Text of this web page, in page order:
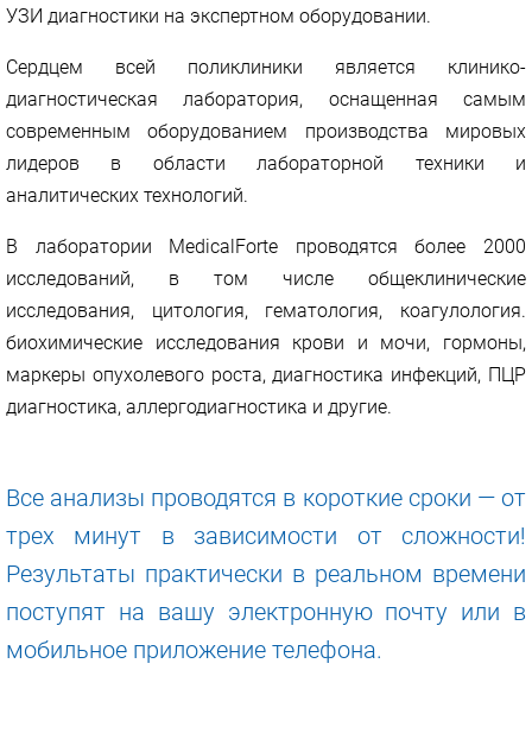
УЗИ диагностики на экспертном оборудовании.
Сердцем всей поликлиники является клинико-
диагностическая лаборатория, оснащенная самым
современным оборудованием производства мировых
лидеров в области лабораторной техники и
аналитических технологий.
В лаборатории MedicalForte проводятся более 2000
исследований, в тoм числе общеклинические
исследования, цитология, гематология, коагулология.
биохимические исследования крови и мочи, гормоны,
маркеры опухолевого роста, диагностика инфекций, ПЦР
диагностика, аллергодиагностика и другие.
Все анализы проводятся в короткие сроки — от
трех минут в зависимости от сложности!
Результаты практически в реальном времени
поступят на вашу электронную почту или в
мобильное приложение телефона.